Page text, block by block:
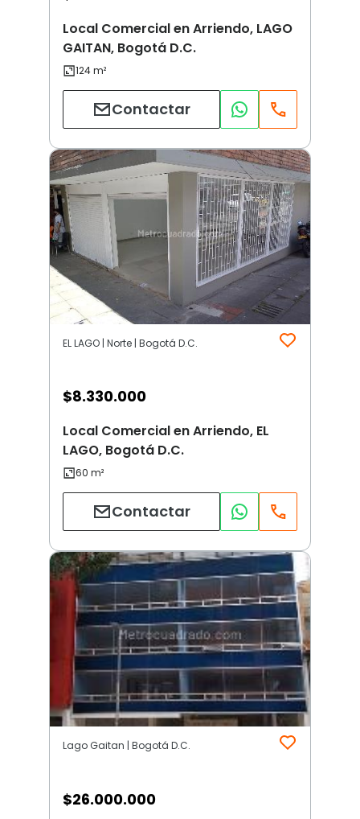
Local Comercial en Arriendo, LAGO
GAITAN, Bogotá D.C.
Contactar
EL LAGO | Norte | Bogotá D.C.
$8.330.000
Local Comercial en Arriendo, EL
LAGO, Bogotá D.C.
Contactar
Lago Gaitan | Bogotá D.C.
$26.000.000